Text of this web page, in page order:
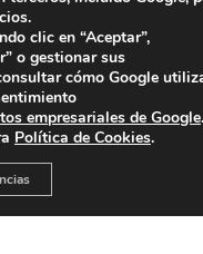
|
730
| (+34)
los nuevos
estudios o la
actualidad?
política de
clic en “Aceptar”,
o gestionar sus
cómo Google
empresariales de Google.
Política de Cookies.